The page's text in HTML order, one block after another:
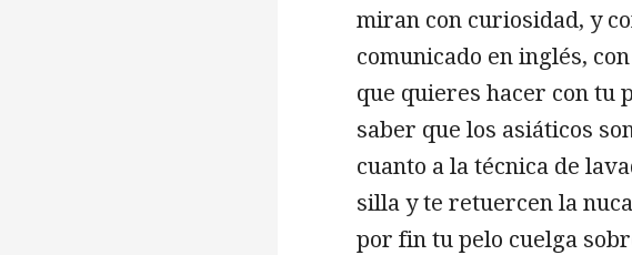
miran con curiosidad, y
comunicado en inglés,
que quieres hacer con tu
saber que los asiáticos
cuanto a la técnica de
silla y te retuercen la
por fin tu pelo cuelga